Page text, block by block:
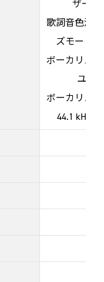
ザー最
歌詞音色演
ズモード
ボーカリス
ユー
ボーカリス
44.1 kHz,